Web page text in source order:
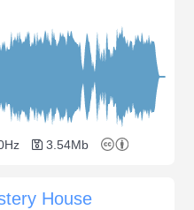
3.54Mb
House